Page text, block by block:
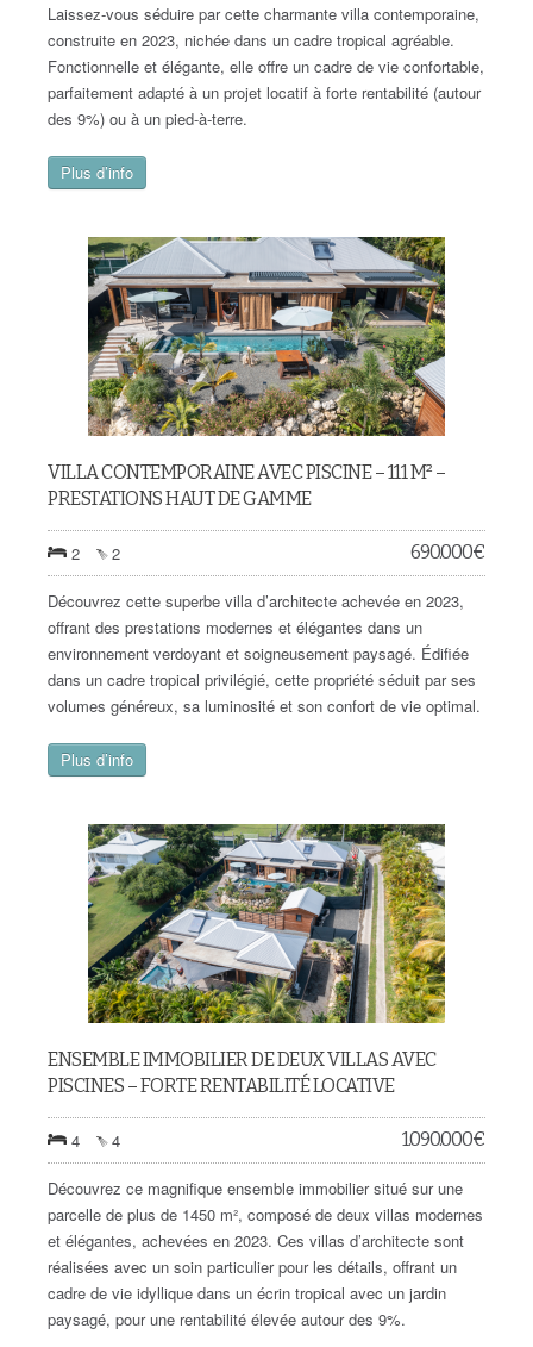
Laissez-vous séduire par cette charmante villa contemporaine,
construite en 2023, nichée dans un cadre tropical agréable.
Fonctionnelle et élégante, elle offre un cadre de vie confortable,
parfaitement adapté à un projet locatif à forte rentabilité (autour
des 9%) ou à un pied-à-terre.
Plus d’info
VILLA CONTEMPORAINE AVEC PISCINE – 111 M² –
PRESTATIONS HAUT DE GAMME
2 2 690.000€
Découvrez cette superbe villa d’architecte achevée en 2023,
offrant des prestations modernes et élégantes dans un
environnement verdoyant et soigneusement paysagé. Édifiée
dans un cadre tropical privilégié, cette propriété séduit par ses
volumes généreux, sa luminosité et son confort de vie optimal.
Plus d’info
ENSEMBLE IMMOBILIER DE DEUX VILLAS AVEC
PISCINES – FORTE RENTABILITÉ LOCATIVE
4 4 1.090.000€
Découvrez ce magnifique ensemble immobilier situé sur une
parcelle de plus de 1450 m², composé de deux villas modernes
et élégantes, achevées en 2023. Ces villas d’architecte sont
réalisées avec un soin particulier pour les détails, offrant un
cadre de vie idyllique dans un écrin tropical avec un jardin
paysagé, pour une rentabilité élevée autour des 9%.